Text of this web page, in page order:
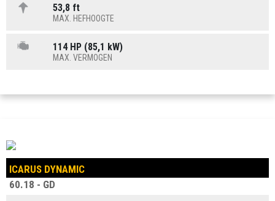
53,8 ft
MAX. HEFHOOGTE
114 HP (85,1 kW)
MAX. VERMOGEN
ICARUS DYNAMIC
60.18 - GD